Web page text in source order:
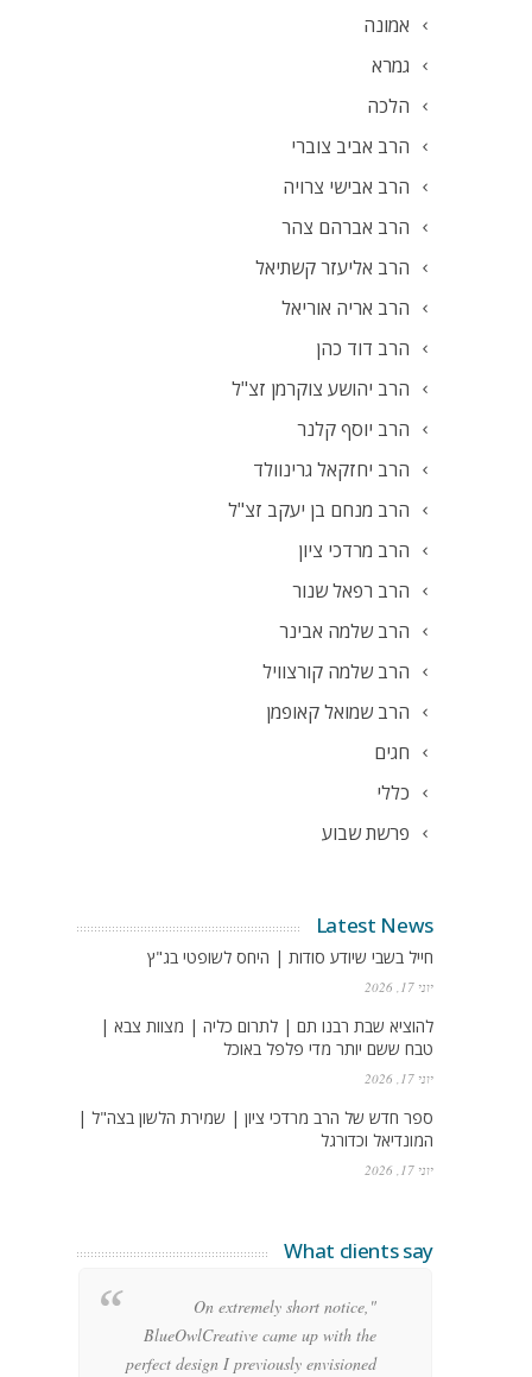
אמונה
גמרא
הלכה
הרב אביב צוברי
הרב אבישי צרויה
הרב אברהם צהר
הרב אליעזר קשתיאל
הרב אריה אוריאל
הרב דוד כהן
הרב יהושע צוקרמן זצ"ל
הרב יוסף קלנר
הרב יחזקאל גרינוולד
הרב מנחם בן יעקב זצ"ל
הרב מרדכי ציון
הרב רפאל שנור
הרב שלמה אבינר
הרב שלמה קורצוויל
הרב שמואל קאופמן
חגים
כללי
פרשת שבוע
Latest News
חייל בשבי שיודע סודות | היחס לשופטי בג"ץ
יוני 17, 2026
להוציא שבת רבנו תם | לתרום כליה | מצוות צבא |
טבח ששם יותר מדי פלפל באוכל
יוני 17, 2026
ספר חדש של הרב מרדכי ציון | שמירת הלשון בצה"ל |
המונדיאל וכדורגל
יוני 17, 2026
What clients say
"On extremely short notice,
BlueOwlCreative came up with the
perfect design I previously envisioned